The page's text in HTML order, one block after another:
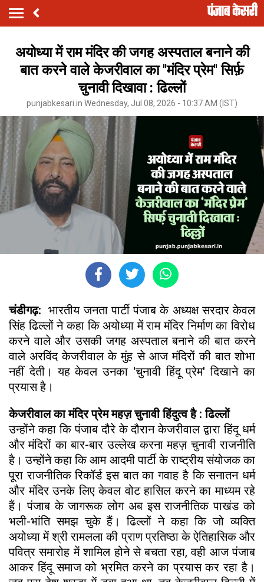
अयोध्या में राम मंदिर की जगह अस्पताल बनाने की
बात करने वाले केजरीवाल का ''मंदिर प्रेम'' सिर्फ़
चुनावी दिखावा : ढिल्लों
punjabkesari.in Wednesday, Jul 08, 2026 - 10:37 AM (IST)
चंडीगढ़:भारतीय जनता पार्टी पंजाब के अध्यक्ष सरदार केवल
सिंह ढिल्लों ने कहा कि अयोध्या में राम मंदिर निर्माण का विरोध
करने वाले और उसकी जगह अस्पताल बनाने की बात करने
वाले अरविंद केजरीवाल के मुंह से आज मंदिरों की बात शोभा
नहीं देती। यह केवल उनका 'चुनावी हिंदू प्रेम' दिखाने का
प्रयास है।
केजरीवाल का मंदिर प्रेम महज़ चुनावी हिंदुत्व है : ढिल्लों
उन्होंने कहा कि पंजाब दौरे के दौरान केजरीवाल द्वारा हिंदू धर्म
और मंदिरों का बार-बार उल्लेख करना महज़ चुनावी राजनीति
है। उन्होंने कहा कि आम आदमी पार्टी के राष्ट्रीय संयोजक का
पूरा राजनीतिक रिकॉर्ड इस बात का गवाह है कि सनातन धर्म
और मंदिर उनके लिए केवल वोट हासिल करने का माध्यम रहे
हैं। पंजाब के जागरूक लोग अब इस राजनीतिक पाखंड को
भली-भांति समझ चुके हैं। ढिल्लों ने कहा कि जो व्यक्ति
अयोध्या में श्री रामलला की प्राण प्रतिष्ठा के ऐतिहासिक और
पवित्र समारोह में शामिल होने से बचता रहा, वही आज पंजाब
आकर हिंदू समाज को भ्रमित करने का प्रयास कर रहा है।